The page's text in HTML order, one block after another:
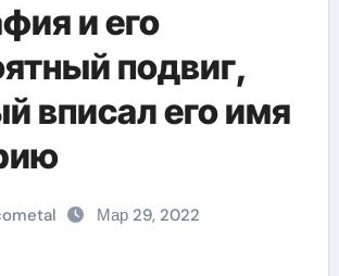
и его
подвиг,
вписал его имя
Мар 29, 2022